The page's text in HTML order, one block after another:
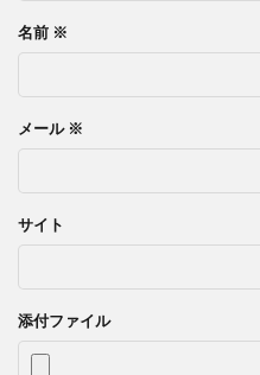
名前 ※
メール ※
サイト
添付ファイル